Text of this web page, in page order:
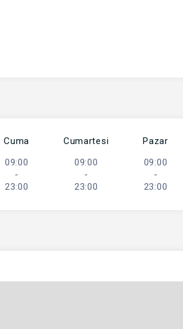
Cuma
09:00
-
23:00
Cumartesi
09:00
-
23:00
Pazar
09:00
-
23:00